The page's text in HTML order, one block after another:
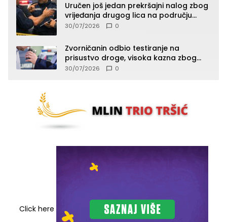
Uručen još jedan prekršajni nalog zbog
vrijeđanja drugog lica na području
Zvornika
30/07/2026 0
Zvorničanin odbio testiranje na
prisustvo droge, visoka kazna zbog
kršenja Zakona o osnovama
30/07/2026 0
Click here